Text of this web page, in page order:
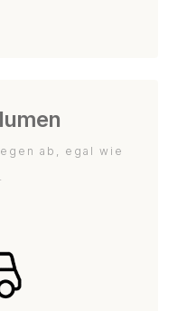
ab, egal wie